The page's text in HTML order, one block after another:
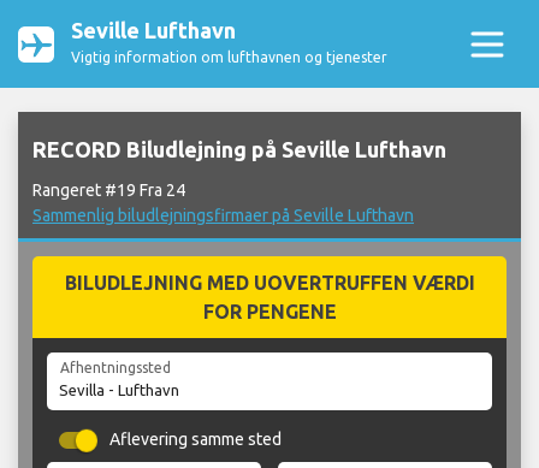
Seville Lufthavn
Vigtig information om lufthavnen og tjenester
RECORD Biludlejning på Seville Lufthavn
Rangeret #19 Fra 24
Sammenlig biludlejningsfirmaer på Seville Lufthavn
BILUDLEJNING MED UOVERTRUFFEN VÆRDI
FOR PENGENE
Afhentningssted
Aflevering samme sted